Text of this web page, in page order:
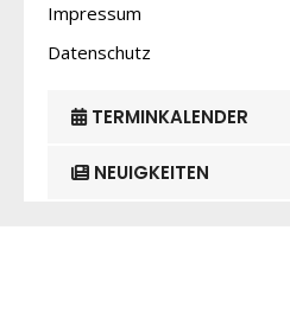
Impressum
Datenschutz
TERMINKALENDER
NEUIGKEITEN